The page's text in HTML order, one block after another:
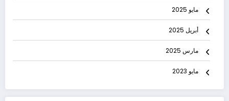
مايو 2025
أبريل 2025
مارس 2025
مايو 2023